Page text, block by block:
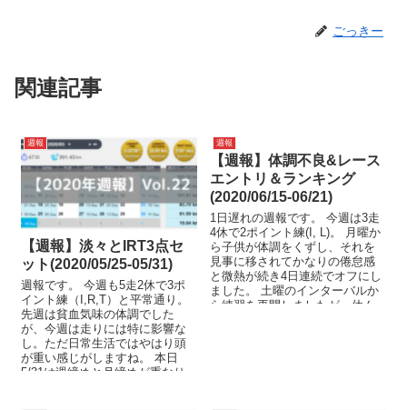
ごっきー
関連記事
週報
【週報】淡々とIRT3点セ
ット(2020/05/25-05/31)
週報です。 今週も5走2休で3ポ
イント練（I,R,T）と平常通り。
先週は貧血気味の体調でした
が、今週は走りには特に影響な
し。ただ日常生活ではやはり頭
が重い感じがしますね。 本日
5/31は週締めと月締めが重なり
週報
【週報】体調不良&レース
エントリ＆ランキング
(2020/06/15-06/21)
1日遅れの週報です。 今週は3走
4休で2ポイント練(I, L)。 月曜か
ら子供が体調をくずし、それを
見事に移されてかなりの倦怠感
と微熱が続き4日連続でオフにし
ました。 土曜のインターバルか
ら練習を再開しましたが、休ん